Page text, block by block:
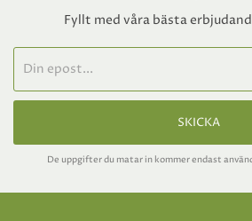
Fyllt med våra bästa
SKICKA
De uppgifter du matar in kommer endast